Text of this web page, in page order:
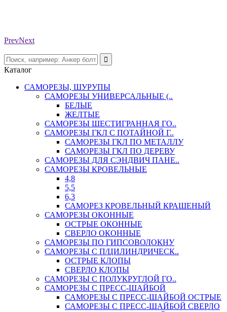
PrevNext
Каталог
САМОРЕЗЫ, ШУРУПЫ
САМОРЕЗЫ УНИВЕРСАЛЬНЫЕ (..
БЕЛЫЕ
ЖЕЛТЫЕ
САМОРЕЗЫ ШЕСТИГРАННАЯ ГО..
САМОРЕЗЫ ГКЛ С ПОТАЙНОЙ Г..
САМОРЕЗЫ ГКЛ ПО МЕТАЛЛУ
САМОРЕЗЫ ГКЛ ПО ДЕРЕВУ
САМОРЕЗЫ ДЛЯ СЭНДВИЧ ПАНЕ..
САМОРЕЗЫ КРОВЕЛЬНЫЕ
4,8
5,5
6,3
САМОРЕЗ КРОВЕЛЬНЫЙ КРАШЕНЫЙ
САМОРЕЗЫ ОКОННЫЕ
ОСТРЫЕ ОКОННЫЕ
СВЕРЛО ОКОННЫЕ
САМОРЕЗЫ ПО ГИПСОВОЛОКНУ
САМОРЕЗЫ С П/ЦИЛИНДРИЧЕСК..
ОСТРЫЕ КЛОПЫ
СВЕРЛО КЛОПЫ
САМОРЕЗЫ С ПОЛУКРУГЛОЙ ГО..
САМОРЕЗЫ С ПРЕСС-ШАЙБОЙ
САМОРЕЗЫ С ПРЕСС-ШАЙБОЙ ОСТРЫЕ
САМОРЕЗЫ С ПРЕСС-ШАЙБОЙ СВЕРЛО